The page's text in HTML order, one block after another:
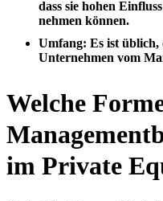
dass sie hohen
nehmen können.
Umfang: Es ist üblich,
Unternehmen vom
Welche
im Private